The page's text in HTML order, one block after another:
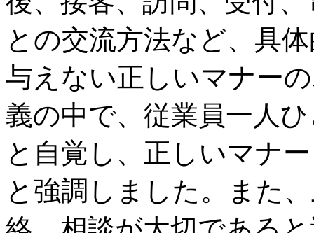
との交流方法など、具
与えない正しいマナー
義の中で、従業員一人
と自覚し、正しいマナ
と強調しました。また